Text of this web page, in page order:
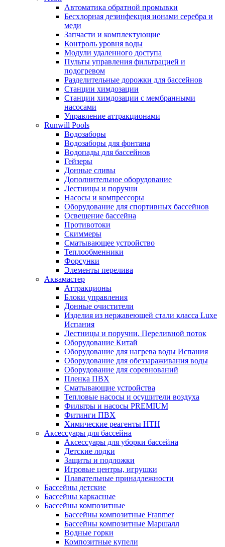
Автоматика обратной промывки
Беcхлорная дезинфекция ионами серебра и
меди
Запчасти и комплектующие
Контроль уровня воды
Модули удаленного доступа
Пульты управления фильтрацией и
подогревом
Разделительные дорожки для бассейнов
Станции химдозации
Станции химдозации с мембранными
насосами
Управление аттракционами
Runwill Pools
Водозаборы
Водозаборы для фонтана
Водопады для бассейнов
Гейзеры
Донные сливы
Дополнительное оборудование
Лестницы и поручни
Насосы и компрессоры
Оборудование для спортивных бассейнов
Освещение бассейна
Противотоки
Скиммеры
Сматывающее устройство
Теплообменники
Форсунки
Элементы перелива
Аквамастер
Аттракционы
Блоки управления
Донные очистители
Изделия из нержавеющей стали класса Luxe
Испания
Лестницы и поручни. Переливной поток
Оборудование Китай
Оборудование для нагрева воды Испания
Оборудование для обеззараживания воды
Оборудование для соревнований
Пленка ПВХ
Сматывающие устройства
Тепловые насосы и осушители воздуха
Фильтры и насосы PREMIUM
Фитинги ПВХ
Химические реагенты HTH
Аксессуары для бассейна
Аксессуары для уборки бассейна
Детские лодки
Защиты и подложки
Игровые центры, игрушки
Плавательные принадлежности
Бассейны детские
Бассейны каркасные
Бассейны композитные
Бассейны композитные Franmer
Бассейны композитные Маршалл
Водные горки
Композитные купели